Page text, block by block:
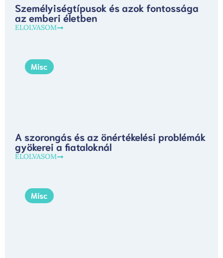
Személyiségtípusok és azok fontossága
az emberi életben
ELOLVASOM
Misc
A szorongás és az önértékelési problémák
gyökerei a fiataloknál
ELOLVASOM
Misc